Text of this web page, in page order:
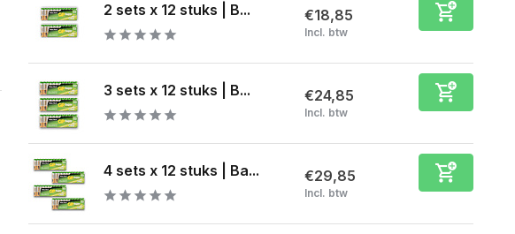
2 sets x 12 stuks | B... €18,85
Incl. btw
3 sets x 12 stuks | B... €24,85
Incl. btw
4 sets x 12 stuks | Ba... €29,85
Incl. btw